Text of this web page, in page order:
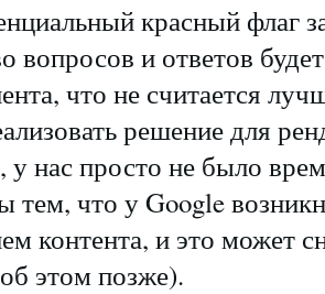
красный флаг
вопросов и ответов
что не считается
решение для
у нас просто не было
тем, что у Google
контента, и это может
этом позже).